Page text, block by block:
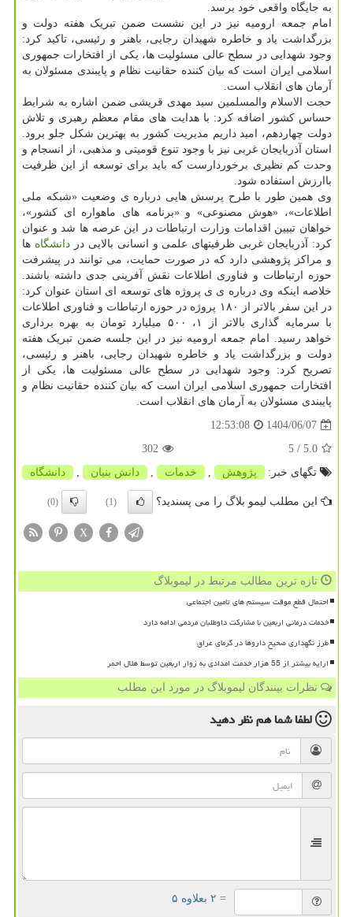
به جایگاه واقعی خود برسد.
امام جمعه ارومیه نیز در این نشست ضمن تبریک هفته دولت و
بزرگداشت یاد و خاطره شهیدان رجایی، باهنر و رئیسی، تاکید کرد:
وجود شهدایی در سطح عالی مسئولیت ها، یکی از افتخارات جمهوری
اسلامی ایران است که بیان کننده حقانیت نظام و پایبندی مسئولان به
آرمان های انقلاب است.
حجت الاسلام والمسلمین سید مهدی قریشی ضمن اشاره به شرایط
حساس کشور اضافه کرد: با هدایت های مقام معظم رهبری و تلاش
دولت چهاردهم، امید داریم مدیریت کشور به بهترین شکل جلو برود.
استان آذربایجان غربی نیز با وجود تنوع قومیتی و مذهبی، از انسجام و
وحدت کم نظیری برخوردارست که باید برای توسعه از این ظرفیت
باارزش استفاده شود.
وی همین طور با طرح پرسش هایی درباره ی وضعیت «شبکه ملی
اطلاعات»، «هوش مصنوعی» و «برنامه های ماهواره ای کشور»،
خواهان تبیین اقدامات وزارت ارتباطات در این عرصه ها شد و عنوان
کرد: آذربایجان غربی ظرفیتهای علمی و انسانی بالایی دردانشگاه ها
و مراکز پژوهشی دارد که در صورت حمایت، می توانند در پیشرفت
حوزه ارتباطات و فناوری اطلاعات نقش آفرینی جدی داشته باشند.
خلاصه اینکه وی درباره ی ی پروژه های توسعه ای استان عنوان کرد:
در این سفر بالاتر از ۱۸۰ پروژه در حوزه ارتباطات و فناوری اطلاعات
با سرمایه گذاری بالاتر از ۱، ۵۰۰ میلیارد تومان به بهره برداری
خواهد رسید. امام جمعه ارومیه نیز در این جلسه ضمن تبریک هفته
دولت و بزرگداشت یاد و خاطره شهیدان رجایی، باهنر و رئیسی،
تصریح کرد: وجود شهدایی در سطح عالی مسئولیت ها، یکی از
افتخارات جمهوری اسلامی ایران است که بیان کننده حقانیت نظام و
پایبندی مسئولان به آرمان های انقلاب است.
1404/06/07
12:53:08
5.0
/ 5
302
تگهای خبر:
پژوهش , خدمات , دانش بنیان , دانشگاه
این مطلب لیمو بلاگ را می پسندید؟ (1)
(0)
X
تازه ترین مطالب مرتبط در لیموبلاگ
احتمال قطع موقت سیستم های تامین اجتماعی
خدمات درمانی اربعین با مشارکت داوطلبان مردمی ادامه دارد
طرز نگهداری صحیح داروها در گرمای عراق
ارایه بیشتر از 55 هزار خدمت امدادی به زوار اربعین توسط هلال احمر
نظرات بینندگان لیموبلاگ در مورد این مطلب
لطفا شما همنظر دهید
= ۲ بعلاوه ۵